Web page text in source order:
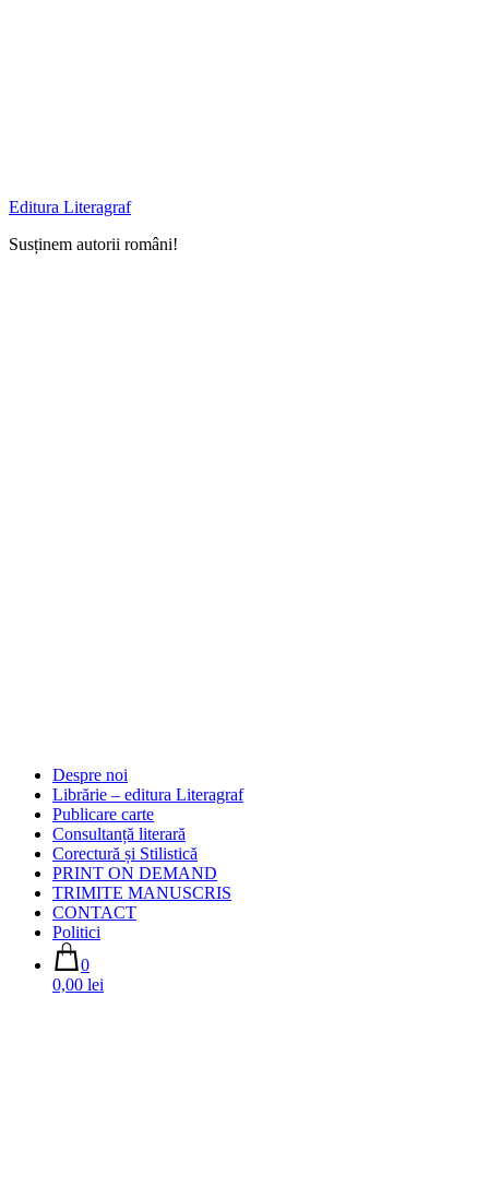
Editura Literagraf
Susținem autorii români!
Despre noi
Librărie – editura Literagraf
Publicare carte
Consultanță literară
Corectură și Stilistică
PRINT ON DEMAND
TRIMITE MANUSCRIS
CONTACT
Politici
0
0,00 lei